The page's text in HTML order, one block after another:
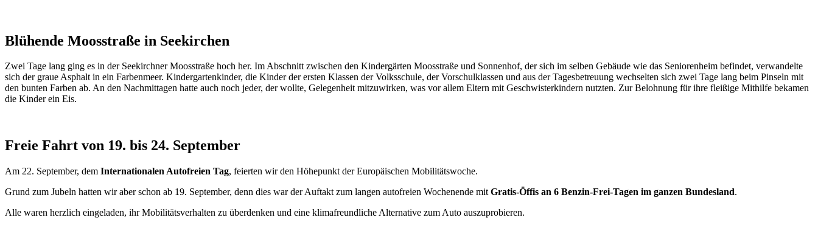
Blühende Moosstraße in Seekirchen
Zwei Tage lang ging es in der Seekirchner Moosstraße hoch her. Im Abschnitt zwischen den Kindergärten Moosstraße und Sonnenhof, der sich im selben Gebäude wie das Seniorenheim befindet, verwandelte
sich der graue Asphalt in ein Farbenmeer. Kindergartenkinder, die Kinder der ersten Klassen der Volksschule, der Vorschulklassen und aus der Tagesbetreuung wechselten sich zwei Tage lang beim Pinseln mit
den bunten Farben ab. An den Nachmittagen hatte auch noch jeder, der wollte, Gelegenheit mitzuwirken, was vor allem Eltern mit Geschwisterkindern nutzten. Zur Belohnung für ihre fleißige Mithilfe bekamen
die Kinder ein Eis.
Freie Fahrt von 19. bis 24. September
Am 22. September, dem Internationalen Autofreien Tag, feierten wir den Höhepunkt der Europäischen Mobilitätswoche.
Grund zum Jubeln hatten wir aber schon ab 19. September, denn dies war der Auftakt zum langen autofreien Wochenende mit Gratis-Öffis an 6 Benzin-Frei-Tagen im ganzen Bundesland.
Alle waren herzlich eingeladen, ihr Mobilitätsverhalten zu überdenken und eine klimafreundliche Alternative zum Auto auszuprobieren.